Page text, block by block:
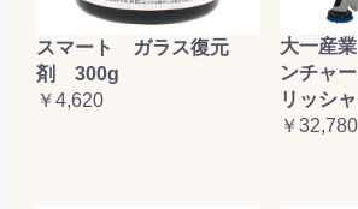
スマート ガラス復元
剤 300g
￥4,620
大一産
ンチャ
リッシ
￥32,780